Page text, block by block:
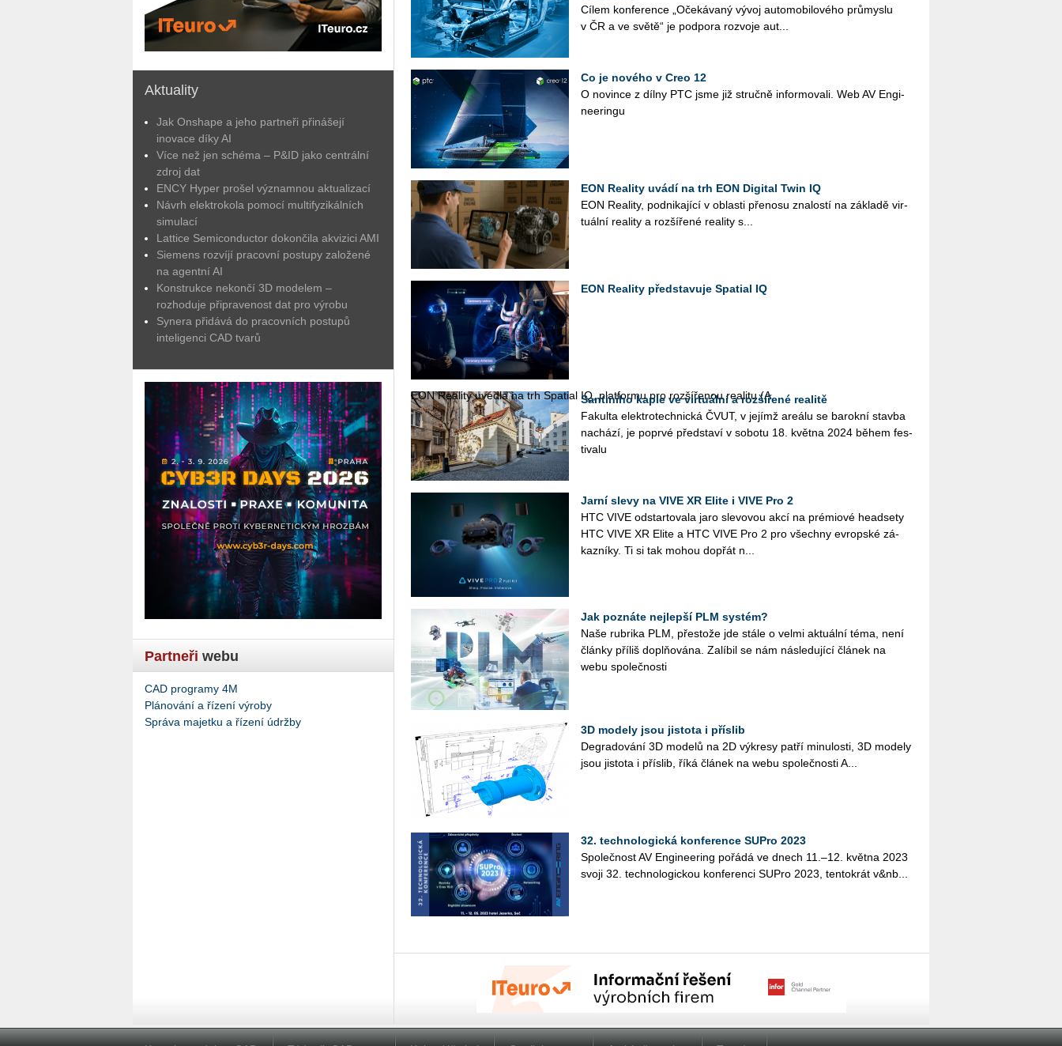
Aktuality
Jak Onshape a jeho partneři přinášejí
inovace díky AI
Více než jen schéma – P&ID jako centrální
zdroj dat
ENCY Hyper prošel významnou aktualizací
Návrh elektrokola pomocí multifyzikálních
simulací
Lattice Semiconductor dokončila akvizici AMI
Siemens rozvíjí pracovní postupy založené
na agentní AI
Konstrukce nekončí 3D modelem –
rozhoduje připravenost dat pro výrobu
Synera přidává do pracovních postupů
inteligenci CAD tvarů
Partneři webu
CAD programy 4M
Plánování a řízení výroby
Správa majetku a řízení údržby
Cílem kon­fe­ren­ce „Oče­ká­va­ný vývoj au­to­mo­bi­lo­vé­ho prů­mys­lu
v ČR a ve světě“ je pod­po­ra roz­vo­je au­t...
Co je nového v Creo 12
O no­vin­ce z dílny PTC jsme již struč­ně in­for­mo­va­li. Web AV En­gi­
nee­rin­gu
EON Reality uvádí na trh EON Digital Twin IQ
EON Re­a­li­ty, pod­ni­ka­jí­cí v ob­las­ti pře­no­su zna­los­tí na zá­kla­dě vir­
tu­ál­ní re­a­li­ty a roz­ší­ře­né re­a­li­ty s...
EON Reality představuje Spatial IQ
EON Re­a­li­ty uved­la na trh Spa­tial IQ, plat­for­mu pro roz­ší­ře­nou re­a­li­tu (A...
Santiniho kaple ve virtuální a rozšířené realitě
Fa­kul­ta elek­tro­tech­nic­ká ČVUT, v je­jímž are­á­lu se ba­rok­ní stav­ba
na­chá­zí, je po­pr­vé před­sta­ví v so­bo­tu 18. květ­na 2024 během fes­
ti­va­lu
Jarní slevy na VIVE XR Elite i VIVE Pro 2
HTC VIVE od­star­to­va­la jaro sle­vo­vou akcí na pré­mi­o­vé he­ad­se­ty
HTC VIVE XR Elite a HTC VIVE Pro 2 pro všech­ny ev­rop­ské zá­
kaz­ní­ky. Ti si tak mohou do­přát n...
Jak poznáte nejlepší PLM systém?
Naše rubri­ka PLM, přes­to­že jde stále o velmi ak­tu­ál­ní téma, není
člán­ky pří­liš doplňována. Za­lí­bil se nám ná­sle­du­jí­cí člá­nek na
webu spo­leč­nos­ti
3D modely jsou jistota i příslib
De­gra­do­vá­ní 3D mo­de­lů na 2D vý­kre­sy patří mi­nu­los­ti, 3D mo­de­ly
jsou jis­to­ta i pří­slib, říká člá­nek na webu spo­leč­nos­ti A...
32. technologická konference SUPro 2023
Spo­leč­nost AV En­gi­nee­ring po­řá­dá ve dnech 11.–12. květ­na 2023
svoji 32. tech­no­lo­gic­kou kon­fe­ren­ci SUPro 2023, ten­to­krát v&nb...